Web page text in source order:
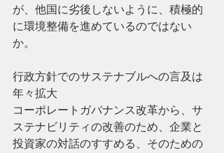
が、他国に劣後しないように、積極的
に環境整備を進めているのではない
か。
行政方針でのサステナブルへの言及は
年々拡大
コーポレートガバナンス改革から、サ
ステナビリティの改善のため、企業と
投資家の対話のすすめる、そのための